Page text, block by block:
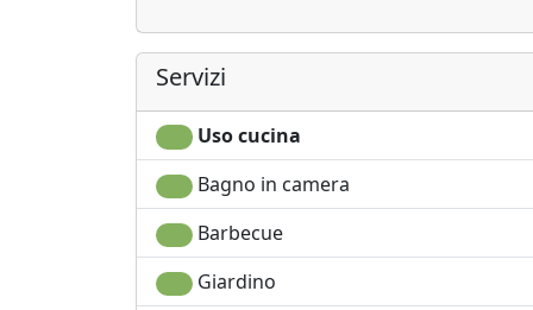
Servizi
Uso cucina
Bagno in camera
Barbecue
Giardino